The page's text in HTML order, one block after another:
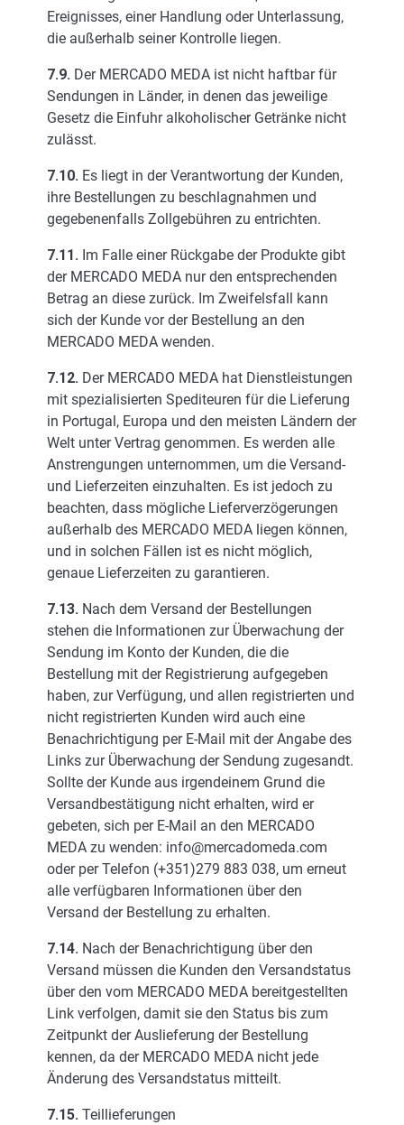
Ereignisses, einer Handlung oder Unterlassung,
die außerhalb seiner Kontrolle liegen.
7.9. Der MERCADO MEDA ist nicht haftbar für
Sendungen in Länder, in denen das jeweilige
Gesetz die Einfuhr alkoholischer Getränke nicht
zulässt.
7.10. Es liegt in der Verantwortung der Kunden,
ihre Bestellungen zu beschlagnahmen und
gegebenenfalls Zollgebühren zu entrichten.
7.11. Im Falle einer Rückgabe der Produkte gibt
der MERCADO MEDA nur den entsprechenden
Betrag an diese zurück. Im Zweifelsfall kann
sich der Kunde vor der Bestellung an den
MERCADO MEDA wenden.
7.12. Der MERCADO MEDA hat Dienstleistungen
mit spezialisierten Spediteuren für die Lieferung
in Portugal, Europa und den meisten Ländern der
Welt unter Vertrag genommen. Es werden alle
Anstrengungen unternommen, um die Versand-
und Lieferzeiten einzuhalten. Es ist jedoch zu
beachten, dass mögliche Lieferverzögerungen
außerhalb des MERCADO MEDA liegen können,
und in solchen Fällen ist es nicht möglich,
genaue Lieferzeiten zu garantieren.
7.13. Nach dem Versand der Bestellungen
stehen die Informationen zur Überwachung der
Sendung im Konto der Kunden, die die
Bestellung mit der Registrierung aufgegeben
haben, zur Verfügung, und allen registrierten und
nicht registrierten Kunden wird auch eine
Benachrichtigung per E-Mail mit der Angabe des
Links zur Überwachung der Sendung zugesandt.
Sollte der Kunde aus irgendeinem Grund die
Versandbestätigung nicht erhalten, wird er
gebeten, sich per E-Mail an den MERCADO
MEDA zu wenden: info@mercadomeda.com
oder per Telefon (+351)279 883 038, um erneut
alle verfügbaren Informationen über den
Versand der Bestellung zu erhalten.
7.14. Nach der Benachrichtigung über den
Versand müssen die Kunden den Versandstatus
über den vom MERCADO MEDA bereitgestellten
Link verfolgen, damit sie den Status bis zum
Zeitpunkt der Auslieferung der Bestellung
kennen, da der MERCADO MEDA nicht jede
Änderung des Versandstatus mitteilt.
7.15. Teillieferungen